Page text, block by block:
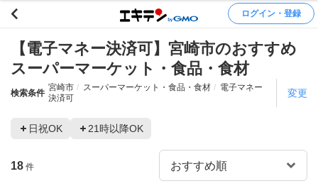
ログイン・登録
【電子マネー決済可】宮崎市のおすすめ
スーパーマーケット・食品・食材
検索条件
宮崎市 スーパーマーケット・食品・食材
電子マネー
決済可
変更
日祝OK 21時以降OK
18 件